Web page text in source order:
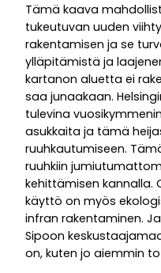
Tämä kaava
tukeutuvan uuden
rakentamisen ja se
ylläpitämistä ja
kartanon aluetta ei
saa junaakaan.
tulevina
asukkaita ja tämä
ruuhkautumiseen.
ruuhkiin
kehittämisen kannalla.
käyttö on myös
infran rakentaminen.
Sipoon
on, kuten jo aiemmin